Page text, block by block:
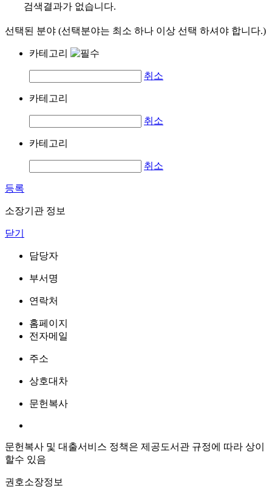
검색결과가 없습니다.
선택된 분야 (선택분야는 최소 하나 이상 선택 하셔야 합니다.)
카테고리
취소
카테고리
취소
카테고리
취소
등록
소장기관 정보
닫기
담당자
부서명
연락처
홈페이지
전자메일
주소
상호대차
문헌복사
문헌복사 및 대출서비스 정책은 제공도서관 규정에 따라 상이
할수 있음
권호소장정보